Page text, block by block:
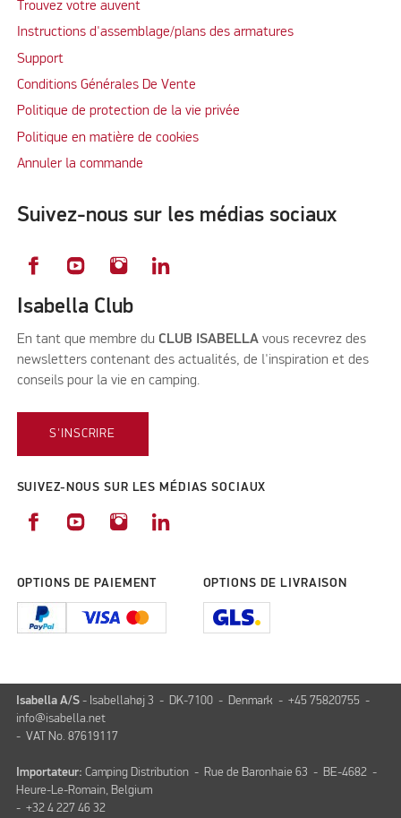
Trouvez votre auvent
Instructions d'assemblage/plans des armatures
Support
Conditions Générales De Vente
Politique de protection de la vie privée
Politique en matière de cookies
Annuler la commande
Suivez-nous sur les médias sociaux
Isabella Club
En tant que membre du CLUB ISABELLA vous recevrez des
newsletters contenant des actualités, de l'inspiration et des
conseils pour la vie en camping.
S'INSCRIRE
SUIVEZ-NOUS SUR LES MÉDIAS SOCIAUX
OPTIONS DE PAIEMENT OPTIONS DE LIVRAISON
Isabella A/S - Isabellahøj 3 - DK-7100 - Denmark - +45 75820755 -
info@isabella.net
- VAT No. 87619117
Importateur: Camping Distribution - Rue de Baronhaie 63 - BE-4682 -
Heure-Le-Romain, Belgium
- +32 4 227 46 32